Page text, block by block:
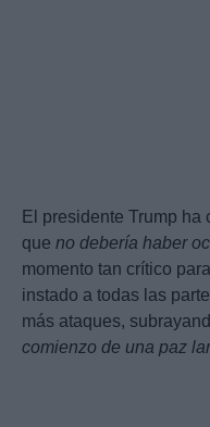
El presidente Trump ha
que no debería haber
momento tan crítico
instado a todas las
más ataques,
comienzo de una paz